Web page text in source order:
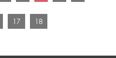
17 18